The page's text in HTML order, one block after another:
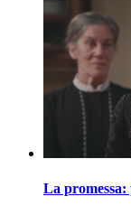
La promessa: